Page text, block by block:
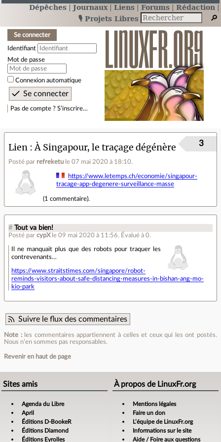
Dépêches Journaux Liens Forums
Rédaction
🎙️ Projets Libres
Se connecter
Identifiant
Mot de passe
Connexion automatique
Pas de compte ? S’inscrire…
Lien À Singapour, le traçage dégénère
Posté par refreketu le 07 mai 2020 à 18:10.
3
https://www.letemps.ch/economie/singapour-
tracage-app-degenere-surveillance-masse
(1 commentaire).
# Tout va bien!
Posté par cypX le 09 mai 2020 à 11:56. Évalué à 0.
Il ne manquait plus que des robots pour traquer les
contrevenants…
https://www.straitstimes.com/singapore/robot-
reminds-visitors-about-safe-distancing-measures-in-bishan-ang-mo-
kio-park
Suivre le flux des commentaires
Note :les commentaires appartiennent à celles et ceux qui les ont postés.
Nous n’en sommes pas responsables.
Revenir en haut de page
Sites amis
Agenda du Libre
April
Éditions D-BookeR
Éditions Diamond
Éditions Eyrolles
À propos de LinuxFr.org
Mentions légales
Faire un don
L’équipe de LinuxFr.org
Informations sur le site
Aide / Foire aux questions